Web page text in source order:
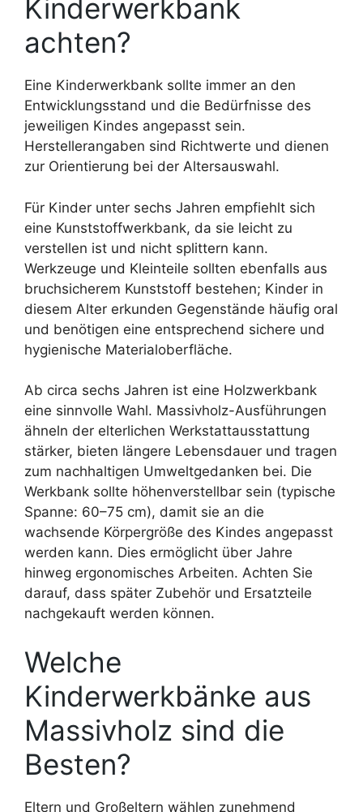
Kinderwerkbank
achten?
Eine Kinderwerkbank sollte immer an den
Entwicklungsstand und die Bedürfnisse des
jeweiligen Kindes angepasst sein.
Herstellerangaben sind Richtwerte und dienen
zur Orientierung bei der Altersauswahl.
Für Kinder unter sechs Jahren empfiehlt sich
eine Kunststoffwerkbank, da sie leicht zu
verstellen ist und nicht splittern kann.
Werkzeuge und Kleinteile sollten ebenfalls aus
bruchsicherem Kunststoff bestehen; Kinder in
diesem Alter erkunden Gegenstände häufig oral
und benötigen eine entsprechend sichere und
hygienische Materialoberfläche.
Ab circa sechs Jahren ist eine Holzwerkbank
eine sinnvolle Wahl. Massivholz-Ausführungen
ähneln der elterlichen Werkstattausstattung
stärker, bieten längere Lebensdauer und tragen
zum nachhaltigen Umweltgedanken bei. Die
Werkbank sollte höhenverstellbar sein (typische
Spanne: 60–75 cm), damit sie an die
wachsende Körpergröße des Kindes angepasst
werden kann. Dies ermöglicht über Jahre
hinweg ergonomisches Arbeiten. Achten Sie
darauf, dass später Zubehör und Ersatzteile
nachgekauft werden können.
Welche
Kinderwerkbänke aus
Massivholz sind die
Besten?
Eltern und Großeltern wählen zunehmend